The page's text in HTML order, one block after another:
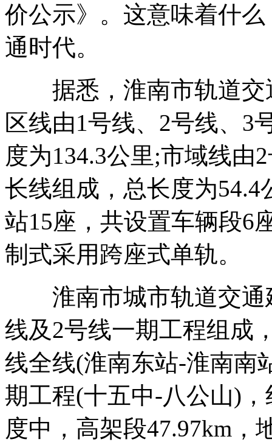
价公示》。这意味着什
通时代。
据悉，淮南市轨道交
区线由1号线、2号线、3
度为134.3公里;市域线由
长线组成，总长度为
站15座，共设置车辆段6
制式采用跨座式单轨。
淮南市城市轨道交通
线及2号线一期工程组成
线全线(淮南东站-淮南南
期工程(十五中-八公山)
度中，高架段47.97km，